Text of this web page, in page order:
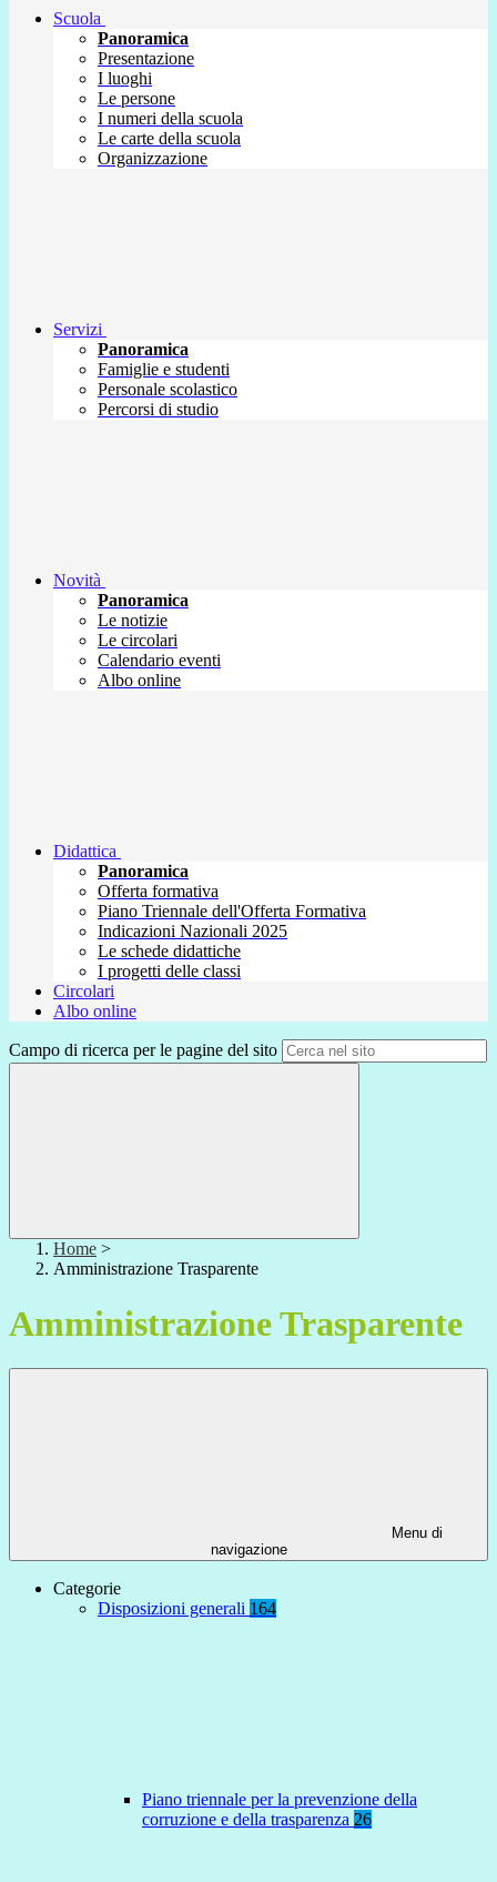
Scuola
Panoramica
Presentazione
I luoghi
Le persone
I numeri della scuola
Le carte della scuola
Organizzazione
Servizi
Panoramica
Famiglie e studenti
Personale scolastico
Percorsi di studio
Novità
Panoramica
Le notizie
Le circolari
Calendario eventi
Albo online
Didattica
Panoramica
Offerta formativa
Piano Triennale dell'Offerta Formativa
Indicazioni Nazionali 2025
Le schede didattiche
I progetti delle classi
Circolari
Albo online
Campo di ricerca per le pagine del sito
Home >
Amministrazione Trasparente
Amministrazione Trasparente
Menu di
navigazione
Categorie
Disposizioni generali 164
Piano triennale per la prevenzione della
corruzione e della trasparenza 26